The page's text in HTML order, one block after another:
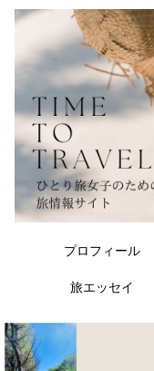
プロフィール
旅エッセイ